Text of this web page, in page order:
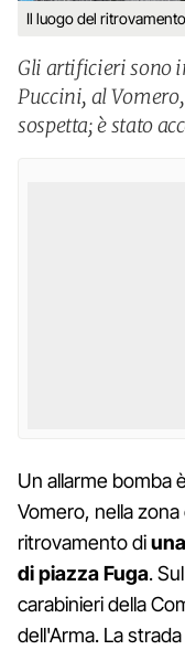
Il luogo del
Gli artificieri sono
Puccini, al
sospetta; è stato
Un allarme bomba
Vomero, nella
ritrovamento di
di piazza Fuga.
carabinieri della
dell'Arma. La